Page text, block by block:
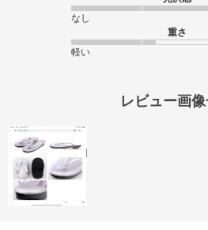
なし
重さ
軽い
レビュー画